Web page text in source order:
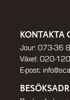
KONTAKTA
Jour: 073-36
Växel: 020-
E-post: